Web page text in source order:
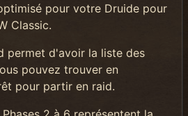
pour votre Druide pour
Classic.
permet d'avoir la liste des
pouvez trouver en
pour partir en raid.